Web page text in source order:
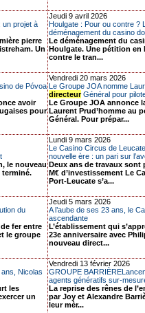
un projet à
pierre
Un
Jeudi 9 avril 2026
Houlgate : Pour ou contre ?
déménagement du casino
Le déménagement du
Houlgate. Une pétition en
contre le tran...
de Póvoa
avoir
pour
Vendredi 20 mars 2026
Le Groupe JOA nomme
directeurGénéral pour
Le Groupe JOA annonce
Laurent Prud’homme au
Général. Pour prépar...
le nouveau
terminé.
Lundi 9 mars 2026
Le Casino Circus de
nouvelle ère : un pari sur
Deux ans de travaux sont
M€ d’investissement Le
Port-Leucate s’a...
du
fer entre
le groupe
Jeudi 5 mars 2026
A l’aube de ses 23 ans, le
ascendante
L’établissement qui
23e anniversaire avec
nouveau direct...
Nicolas
les
un
Vendredi 13 février 2026
GROUPE
agents génératifs sur-
La reprise des rênes de
par Joy et Alexandre
leur mèr...